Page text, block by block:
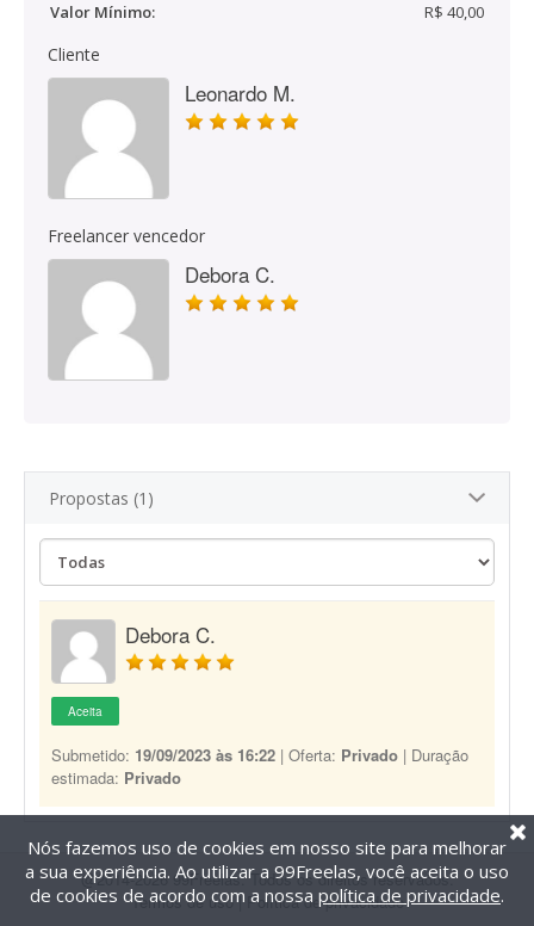
Valor Mínimo:
R$ 40,00
Cliente
Leonardo M.
Freelancer vencedor
Debora C.
Propostas (1)
Debora C.
Aceita
Submetido: 19/09/2023 às 16:22 | Oferta: Privado | Duração
estimada: Privado
@2014-2026 99Freelas. Todos os direitos reservados.
Termos de uso| Política de privacidade
Nós fazemos uso de cookies em nosso site para melhorar
a sua experiência. Ao utilizar a 99Freelas, você aceita o uso
de cookies de acordo com a nossa política de privacidade.